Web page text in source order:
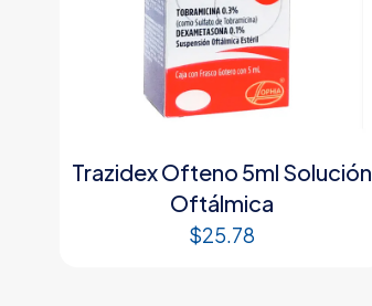
Trazidex Ofteno 5ml Solución
Oftálmica
$25.78